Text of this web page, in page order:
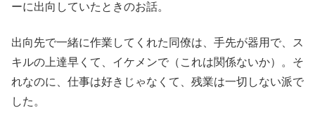
ーに出向していたときのお話。
出向先で一緒に作業してくれた同僚は、手先が器用で、ス
キルの上達早くて、イケメンで（これは関係ないか）。そ
れなのに、仕事は好きじゃなくて、残業は一切しない派で
した。